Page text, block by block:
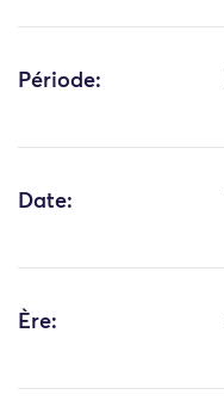
Période:
Date:
Ère: